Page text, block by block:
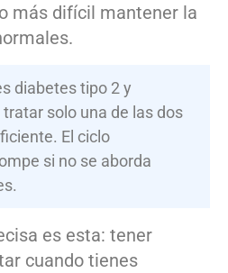
más difícil mantener la
diabetes tipo 2 y
solo una de las dos
El ciclo
si no se aborda
es esta: tener
cuando tienes